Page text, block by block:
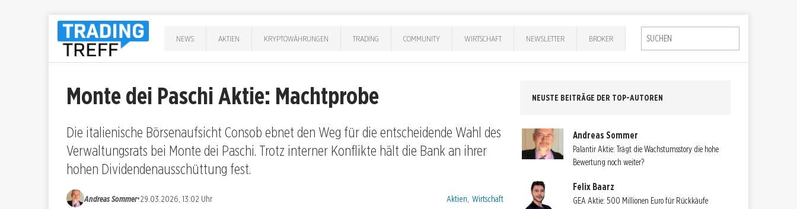
NEWS AKTIEN KRYPTOWÄHRUNGEN TRADING COMMUNITY WIRTSCHAFT NEWSLETTER BROKER
Monte dei Paschi Aktie: Machtprobe
Die italienische Börsenaufsicht Consob ebnet den Weg für die entscheidende Wahl des
Verwaltungsrats bei Monte dei Paschi. Trotz interner Konflikte hält die Bank an ihrer
hohen Dividendenausschüttung fest.
Andreas Sommer•29.03.2026, 13:02 Uhr Kategorien:
Aktien Wirtschaft
NEUSTE BEITRÄGE DER TOP-AUTOREN
Andreas Sommer
Palantir Aktie: Trägt die Wachstumsstory die hohe
Bewertung noch weiter?
Felix Baarz
GEA Aktie: 500 Millionen Euro für Rückkäufe